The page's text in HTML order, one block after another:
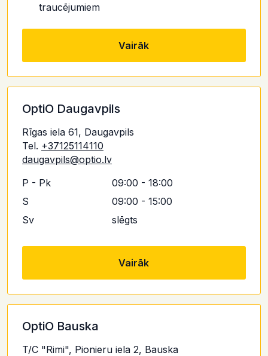
traucējumiem
Vairāk
OptiO Daugavpils
Rīgas iela 61, Daugavpils
Tel. +37125114110
daugavpils@optio.lv
P - Pk
09:00 - 18:00
S
09:00 - 15:00
Sv
slēgts
Vairāk
OptiO Bauska
T/C "Rimi", Pionieru iela 2, Bauska